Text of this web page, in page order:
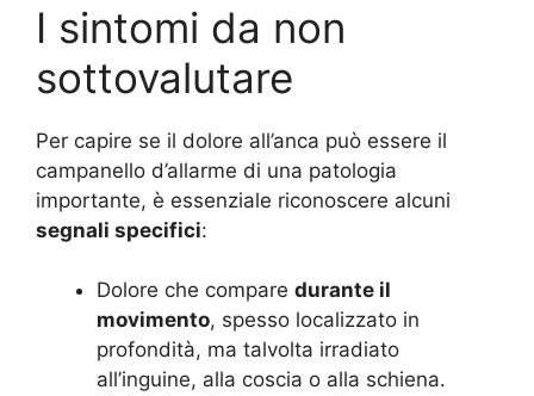
I sintomi da non
sottovalutare
Per capire se il dolore all’anca può essere il
campanello d’allarme di una patologia
importante, è essenziale riconoscere alcuni
segnali specifici:
Dolore che compare durante il
movimento, spesso localizzato in
profondità, ma talvolta irradiato
all’inguine, alla coscia o alla schiena.